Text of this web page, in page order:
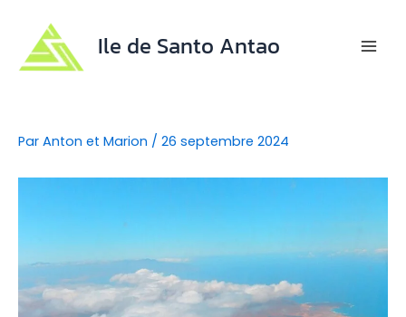
contenu
Ile de Santo Antao
Par Anton et Marion / 26 septembre 2024